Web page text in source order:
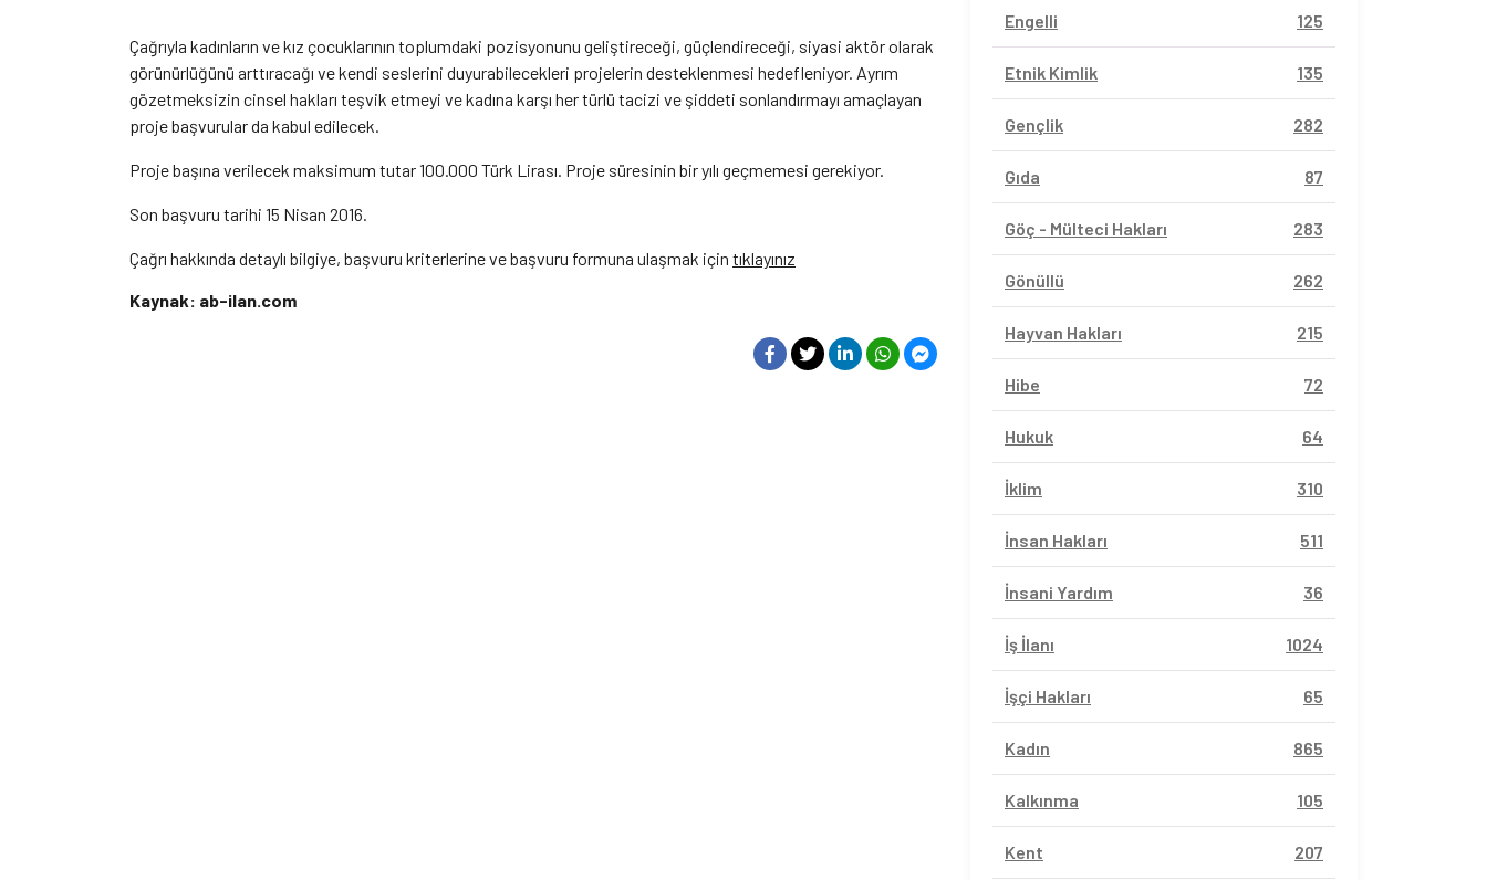
Çağrıyla kadınların ve kız çocuklarının toplumdaki pozisyonunu geliştireceği, güçlendireceği, siyasi aktör olarak
görünürlüğünü arttıracağı ve kendi seslerini duyurabilecekleri projelerin desteklenmesi hedefleniyor. Ayrım
gözetmeksizin cinsel hakları teşvik etmeyi ve kadına karşı her türlü tacizi ve şiddeti sonlandırmayı amaçlayan
proje başvurular da kabul edilecek.
Proje başına verilecek maksimum tutar 100.000 Türk Lirası. Proje süresinin bir yılı geçmemesi gerekiyor.
Son başvuru tarihi 15 Nisan 2016.
Çağrı hakkında detaylı bilgiye, başvuru kriterlerine ve başvuru formuna ulaşmak için tıklayınız
Kaynak: ab-ilan.com
Engelli 125
Etnik Kimlik 135
Gençlik 282
Gıda 87
Göç - Mülteci Hakları 283
Gönüllü 262
Hayvan Hakları 215
Hibe 72
Hukuk 64
İklim 310
İnsan Hakları 511
İnsani Yardım 36
İş İlanı 1024
İşçi Hakları 65
Kadın 865
Kalkınma 105
Kent 207